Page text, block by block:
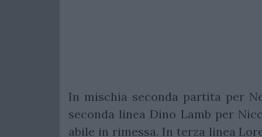
In mischia seconda partita per
seconda linea Dino Lamb per
abile in rimessa. In terza linea